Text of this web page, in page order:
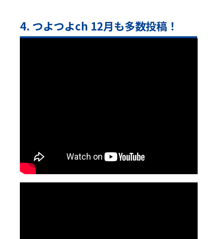
4. つよつよch 12月も多数投稿！